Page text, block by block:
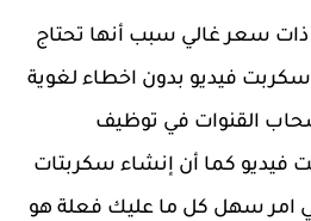
ذات سعر غالي سبب أنها تحتاج
فيديو بدون اخطاء لغوية
القنوات في توظيف
كما أن إنشاء سكربتات
امر سهل كل ما عليك فعلة هو